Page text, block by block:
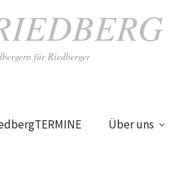
für Riedberger
Über uns